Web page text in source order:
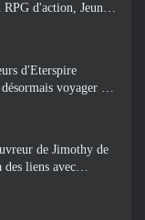
RPG d'action, Jeune
d'Eterspire
voyager un
de Jimothy de
des liens avec